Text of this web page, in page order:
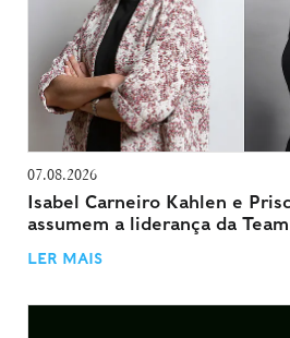
07.08.2026
Isabel Carneiro Kahlen e
assumem a liderança da
LER MAIS